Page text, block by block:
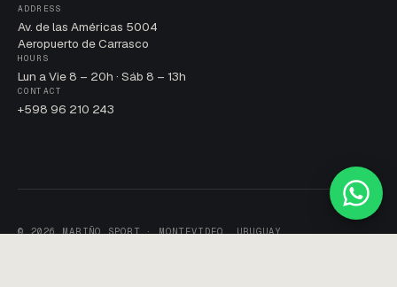
ADDRESS
Av. de las Américas 5004
Aeropuerto de Carrasco
HOURS
Lun a Vie 8 – 20h · Sáb 8 – 13h
CONTACT
+598 96 210 243
© 2026 MARIÑO SPORT · MONTEVIDEO, URUGUAY